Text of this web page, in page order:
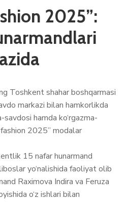
2025”:
Toshkent shahar boshqarmasi
markazi bilan hamkorlikda
savdosi hamda ko‘rgazma-
2025” modalar
15 nafar hunarmand
yo‘nalishida faoliyat olib
Raximova Indira va Feruza
o‘z ishlari bilan